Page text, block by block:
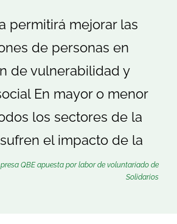
permitirá mejorar las
de personas en
de vulnerabilidad y
En mayor o menor
los sectores de la
el impacto de la
QBE apuesta por labor de voluntariado de
Solidarios